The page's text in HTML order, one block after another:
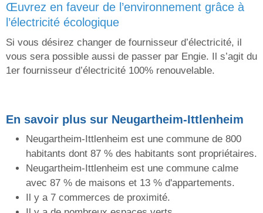
œuvrez en faveur de l’environnement grâce à
l’électricité écologique
Si vous désirez changer de fournisseur d’électricité, il
vous sera possible aussi de passer par Engie. Il s’agit du
1er fournisseur d’électricité 100% renouvelable.
En savoir plus sur Neugartheim-Ittlenheim
Neugartheim-Ittlenheim est une commune de 800
habitants dont 87 % des habitants sont propriétaires.
Neugartheim-Ittlenheim est une commune calme
avec 87 % de maisons et 13 % d'appartements.
Il y a 7 commerces de proximité.